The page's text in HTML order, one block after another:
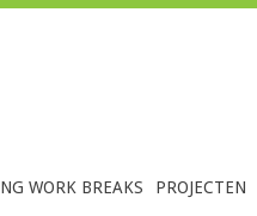
WORK BREAKS PROJECTEN